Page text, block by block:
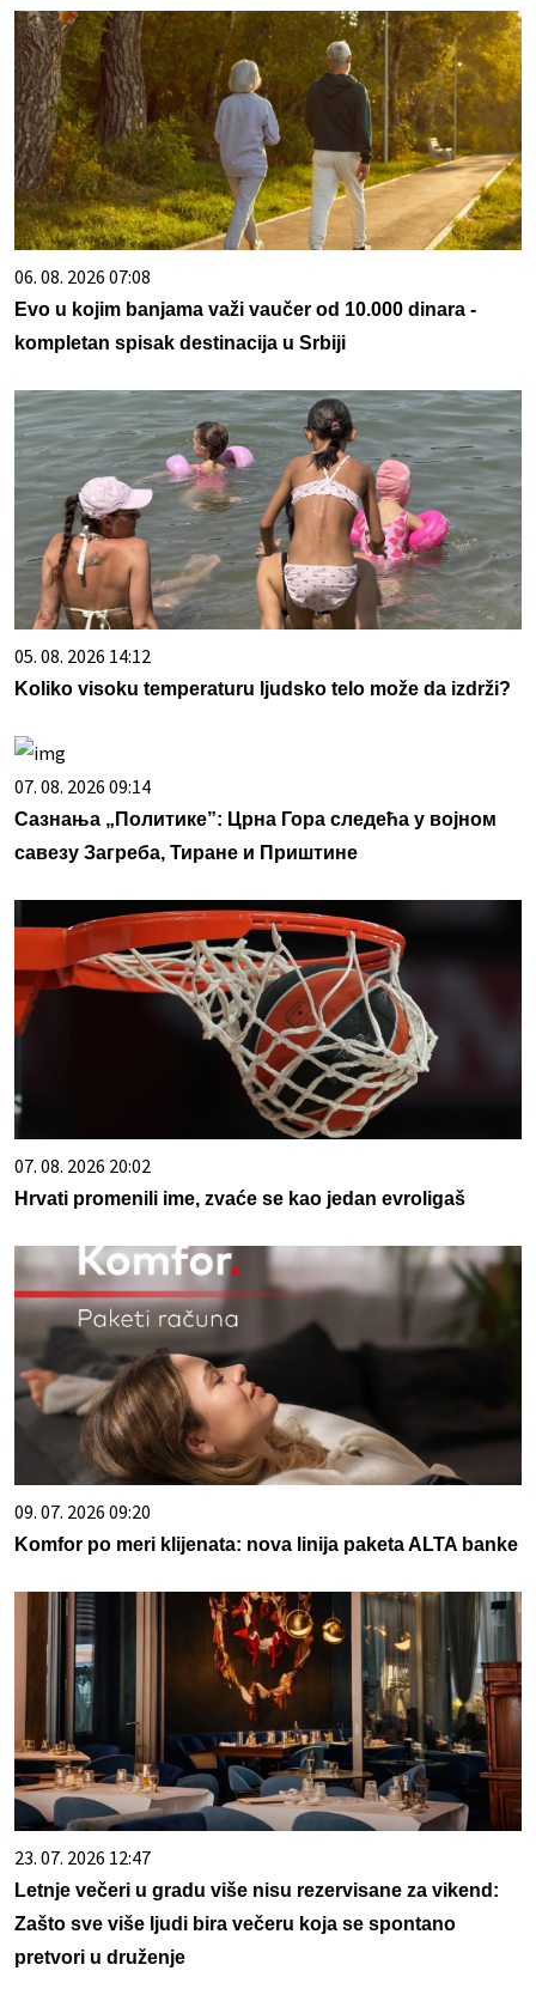
06. 08. 2026 07:08
Evo u kojim banjama važi vaučer od 10.000 dinara -
kompletan spisak destinacija u Srbiji
05. 08. 2026 14:12
Koliko visoku temperaturu ljudsko telo može da izdrži?
07. 08. 2026 09:14
Сазнања „Политике”: Црна Гора следећа у војном
савезу Загреба, Тиране и Приштине
07. 08. 2026 20:02
Hrvati promenili ime, zvaće se kao jedan evroligaš
09. 07. 2026 09:20
Komfor po meri klijenata: nova linija paketa ALTA banke
23. 07. 2026 12:47
Letnje večeri u gradu više nisu rezervisane za vikend:
Zašto sve više ljudi bira večeru koja se spontano
pretvori u druženje